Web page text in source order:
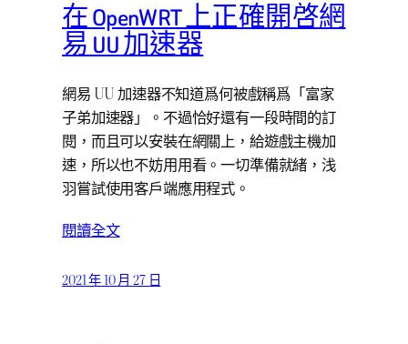
在 OpenWRT 上正確開啓網
易 UU 加速器
網易 UU 加速器不知道爲何被戲稱爲「富家
子弟加速器」。不過恰好還有一段時間的訂
閱，而且可以安裝在網關上，給遊戲主機加
速，所以也不妨用用看。一切準備就緒，浅
羽嘗試使用客戶端應用程式。
閱讀全文
2021 年 10 月 27 日